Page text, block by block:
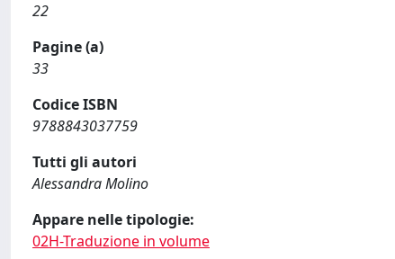
22
Pagine (a)
33
Codice ISBN
9788843037759
Tutti gli autori
Alessandra Molino
Appare nelle tipologie:
02H-Traduzione in volume